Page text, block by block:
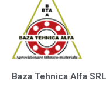
Baza Tehnica Alfa SRL